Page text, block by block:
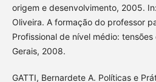
origem e desenvolvimento, 2005.
Oliveira. A formação do professor
Profissional de nível médio:
Gerais, 2008.
GATTI, Bernardete A. Políticas e